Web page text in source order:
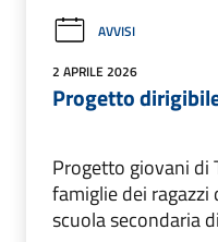
AVVISI
2 APRILE 2026
Progetto
Progetto giovani di
famiglie dei
scuola secondaria